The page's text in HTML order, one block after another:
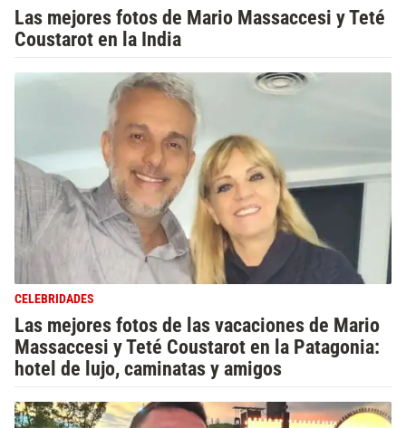
Las mejores fotos de Mario Massaccesi y Teté
Coustarot en la India
CELEBRIDADES
Las mejores fotos de las vacaciones de Mario
Massaccesi y Teté Coustarot en la Patagonia:
hotel de lujo, caminatas y amigos